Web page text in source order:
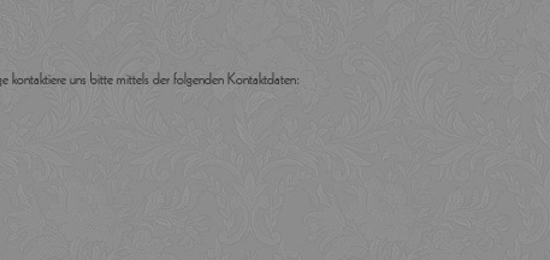
kontaktiere uns bitte mittels der folgenden Kontaktdaten: